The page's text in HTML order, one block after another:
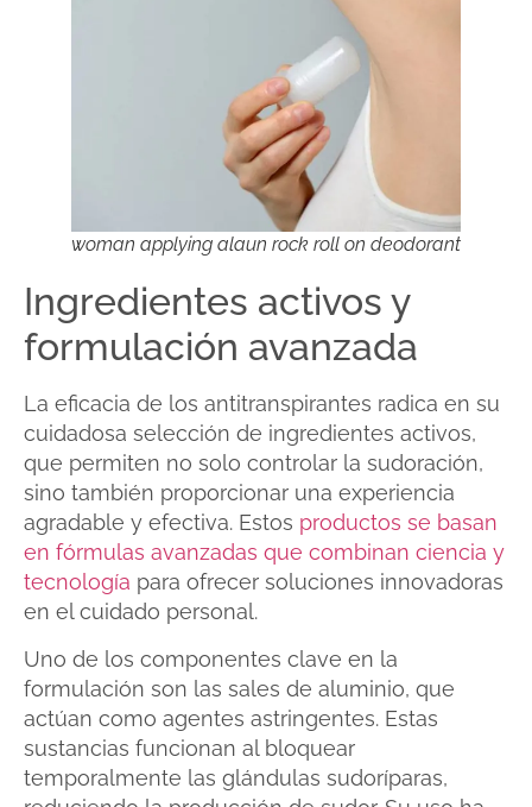
woman applying alaun rock roll on deodorant
Ingredientes activos y
formulación avanzada
La eficacia de los antitranspirantes radica en su
cuidadosa selección de ingredientes activos,
que permiten no solo controlar la sudoración,
sino también proporcionar una experiencia
agradable y efectiva. Estos productos se basan
en fórmulas avanzadas que combinan ciencia y
tecnología para ofrecer soluciones innovadoras
en el cuidado personal.
Uno de los componentes clave en la
formulación son las sales de aluminio, que
actúan como agentes astringentes. Estas
sustancias funcionan al bloquear
temporalmente las glándulas sudoríparas,